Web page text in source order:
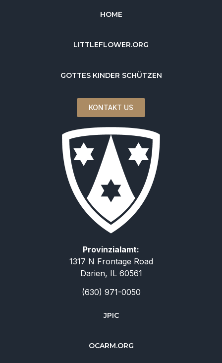
HOME
LITTLEFLOWER.ORG
GOTTES KINDER SCHÜTZEN
KONTAKT US
Provinzialamt:
1317 N Frontage Road
Darien, IL 60561
(630) 971-0050
JPIC
OCARM.ORG